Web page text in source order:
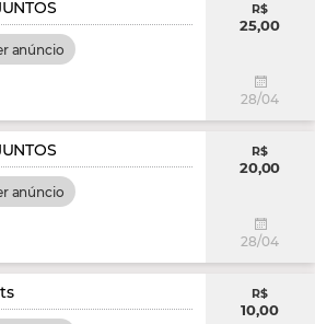
anúncio
R$
25,00
28/04
anúncio
R$
20,00
28/04
R$
10,00